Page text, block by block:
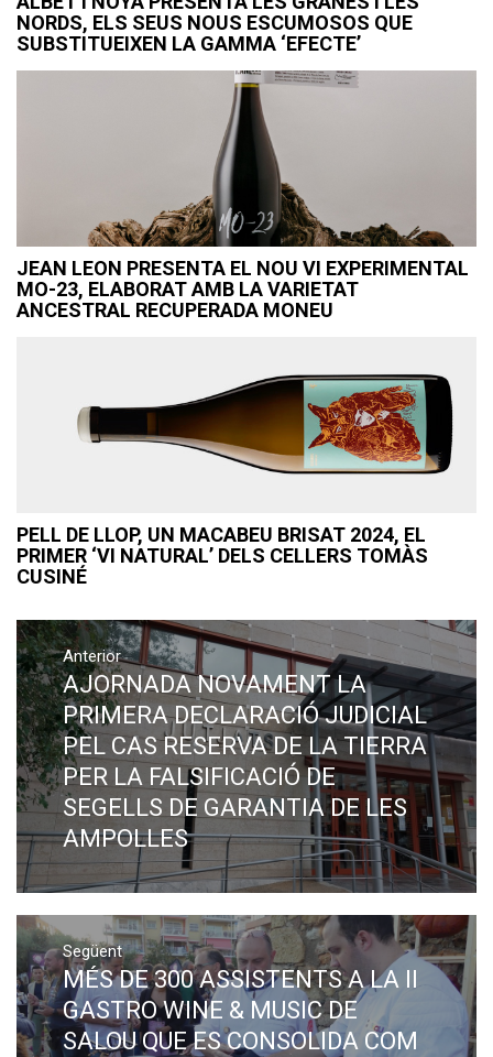
NORDS, ELS SEUS NOUS ESCUMOSOS QUE
SUBSTITUEIXEN LA GAMMA ‘EFECTE’
JEAN LEON PRESENTA EL NOU VI EXPERIMENTAL
MO-23, ELABORAT AMB LA VARIETAT
ANCESTRAL RECUPERADA MONEU
PELL DE LLOP, UN MACABEU BRISAT 2024, EL
PRIMER ‘VI NATURAL’ DELS CELLERS TOMÀS
CUSINÉ
Navegació
d'entrades
Anterior
Previous
post:
AJORNADA NOVAMENT LA
PRIMERA DECLARACIÓ JUDICIAL
PEL CAS RESERVA DE LA TIERRA
PER LA FALSIFICACIÓ DE
SEGELLS DE GARANTIA DE LES
AMPOLLES
Següent
Next
post:
MÉS DE 300 ASSISTENTS A LA II
GASTRO WINE & MUSIC DE
SALOU QUE ES CONSOLIDA COM